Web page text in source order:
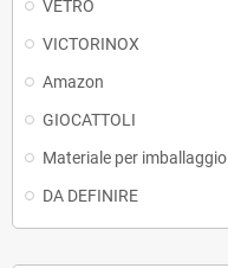
VETRO
VICTORINOX
Amazon
GIOCATTOLI
Materiale per imballaggio
DA DEFINIRE